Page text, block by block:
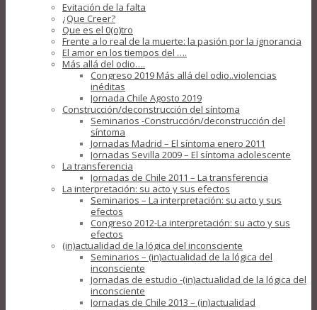
Evitación de la falta
¿Que Creer?
Que es el 0(o)tro
Frente a lo real de la muerte: la pasión por la ignorancia
El amor en los tiempos del ….
Más allá del odio….
Congreso 2019 Más allá del odio..violencias
inéditas
Jornada Chile Agosto 2019
Construcción/deconstrucción del síntoma
Seminarios -Construcción/deconstrucción del
síntoma
Jornadas Madrid – El síntoma enero 2011
Jornadas Sevilla 2009 – El síntoma adolescente
La transferencia
Jornadas de Chile 2011 – La transferencia
La interpretación: su acto y sus efectos
Seminarios – La interpretación: su acto y sus
efectos
Congreso 2012-La interpretación: su acto y sus
efectos
(in)actualidad de la lógica del inconsciente
Seminarios – (in)actualidad de la lógica del
inconsciente
Jornadas de estudio -(in)actualidad de la lógica del
inconsciente
Jornadas de Chile 2013 – (in)actualidad